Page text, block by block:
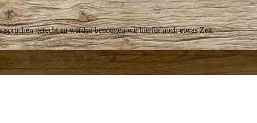
gerecht zu werden benötigen wir hierfür noch etwas Zeit.